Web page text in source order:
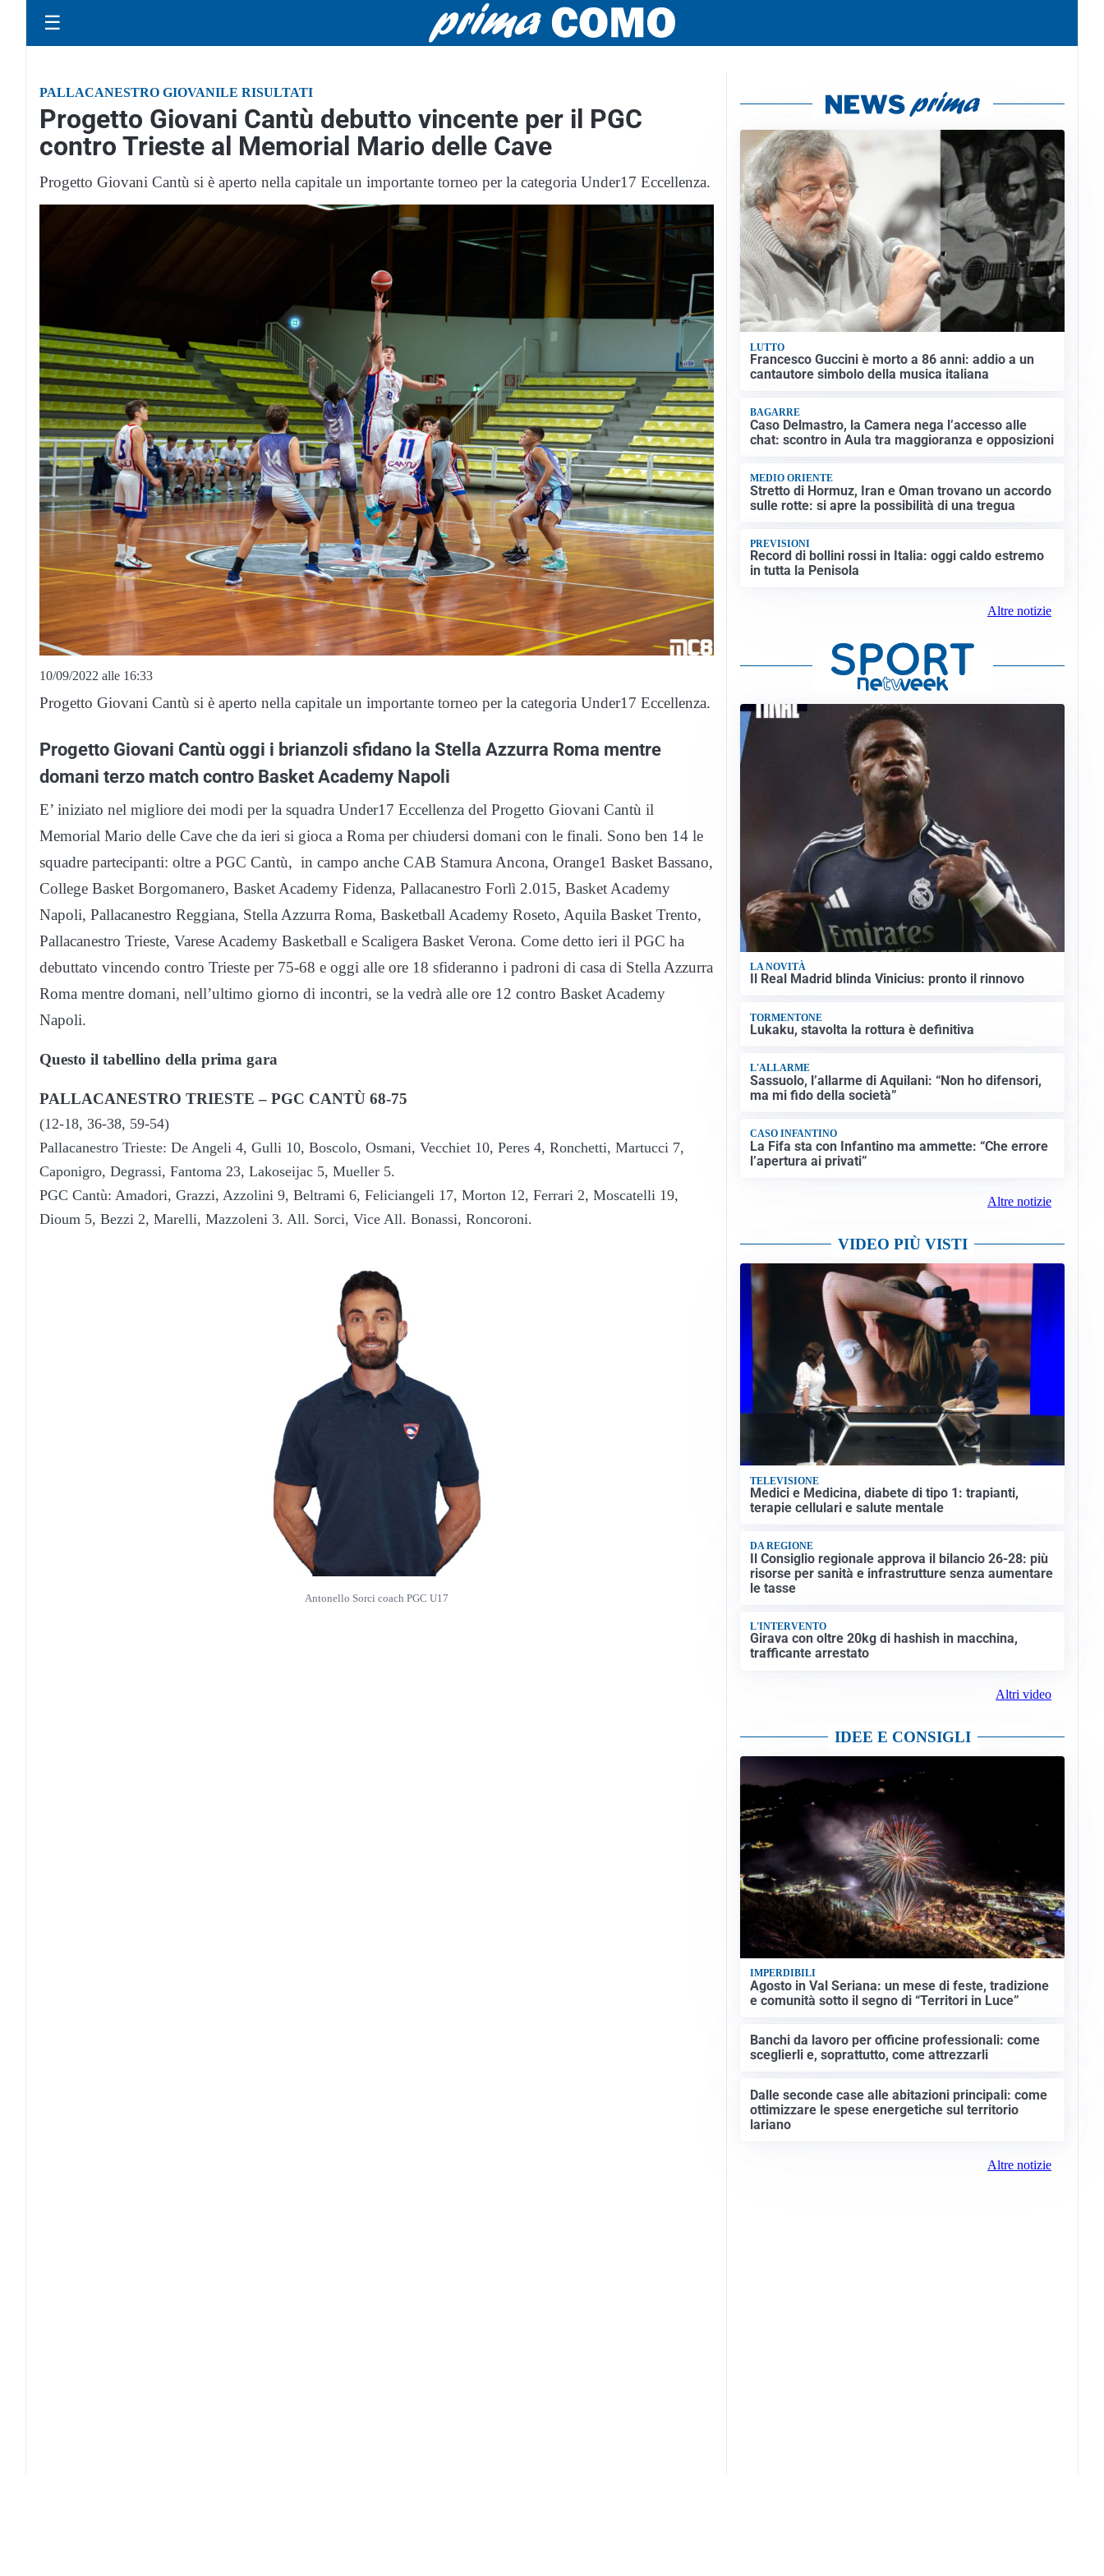
☰
PALLACANESTRO GIOVANILE RISULTATI
Progetto Giovani Cantù debutto vincente per il PGC
contro Trieste al Memorial Mario delle Cave
Progetto Giovani Cantù si è aperto nella capitale un importante torneo per la categoria Under17 Eccellenza.
10/09/2022 alle 16:33
Progetto Giovani Cantù si è aperto nella capitale un importante torneo per la categoria Under17 Eccellenza.
Progetto Giovani Cantù oggi i brianzoli sfidano la Stella Azzurra Roma mentre
domani terzo match contro Basket Academy Napoli
E’ iniziato nel migliore dei modi per la squadra Under17 Eccellenza del Progetto Giovani Cantù il
Memorial Mario delle Cave che da ieri si gioca a Roma per chiudersi domani con le finali. Sono ben 14 le
squadre partecipanti: oltre a PGC Cantù, in campo anche CAB Stamura Ancona, Orange1 Basket Bassano,
College Basket Borgomanero, Basket Academy Fidenza, Pallacanestro Forlì 2.015, Basket Academy
Napoli, Pallacanestro Reggiana, Stella Azzurra Roma, Basketball Academy Roseto, Aquila Basket Trento,
Pallacanestro Trieste, Varese Academy Basketball e Scaligera Basket Verona. Come detto ieri il PGC ha
debuttato vincendo contro Trieste per 75-68 e oggi alle ore 18 sfideranno i padroni di casa di Stella Azzurra
Roma mentre domani, nell’ultimo giorno di incontri, se la vedrà alle ore 12 contro Basket Academy
Napoli.
Questo il tabellino della prima gara
PALLACANESTRO TRIESTE – PGC CANTÙ 68-75
(12-18, 36-38, 59-54)
Pallacanestro Trieste: De Angeli 4, Gulli 10, Boscolo, Osmani, Vecchiet 10, Peres 4, Ronchetti, Martucci 7,
Caponigro, Degrassi, Fantoma 23, Lakoseijac 5, Mueller 5.
PGC Cantù: Amadori, Grazzi, Azzolini 9, Beltrami 6, Feliciangeli 17, Morton 12, Ferrari 2, Moscatelli 19,
Dioum 5, Bezzi 2, Marelli, Mazzoleni 3. All. Sorci, Vice All. Bonassi, Roncoroni.
Antonello Sorci coach PGC U17
LUTTO
Francesco Guccini è morto a 86 anni: addio a un
cantautore simbolo della musica italiana
BAGARRE
Caso Delmastro, la Camera nega l’accesso alle
chat: scontro in Aula tra maggioranza e opposizioni
MEDIO ORIENTE
Stretto di Hormuz, Iran e Oman trovano un accordo
sulle rotte: si apre la possibilità di una tregua
PREVISIONI
Record di bollini rossi in Italia: oggi caldo estremo
in tutta la Penisola
Altre notizie
LA NOVITÀ
Il Real Madrid blinda Vinicius: pronto il rinnovo
TORMENTONE
Lukaku, stavolta la rottura è definitiva
L'ALLARME
Sassuolo, l’allarme di Aquilani: “Non ho difensori,
ma mi fido della società”
CASO INFANTINO
La Fifa sta con Infantino ma ammette: “Che errore
l’apertura ai privati”
Altre notizie
VIDEO PIÙ VISTI
TELEVISIONE
Medici e Medicina, diabete di tipo 1: trapianti,
terapie cellulari e salute mentale
DA REGIONE
Il Consiglio regionale approva il bilancio 26-28: più
risorse per sanità e infrastrutture senza aumentare
le tasse
L'INTERVENTO
Girava con oltre 20kg di hashish in macchina,
trafficante arrestato
Altri video
IDEE E CONSIGLI
IMPERDIBILI
Agosto in Val Seriana: un mese di feste, tradizione
e comunità sotto il segno di “Territori in Luce”
Banchi da lavoro per officine professionali: come
sceglierli e, soprattutto, come attrezzarli
Dalle seconde case alle abitazioni principali: come
ottimizzare le spese energetiche sul territorio
lariano
Altre notizie